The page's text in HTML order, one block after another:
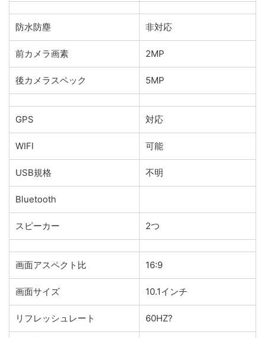
防水防塵 非対応
前カメラ画素 2MP
後カメラスペック 5MP
GPS 対応
WIFI 可能
USB規格 不明
Bluetooth
スピーカー 2つ
画面アスペクト比 16:9
画面サイズ 10.1インチ
リフレッシュレート 60HZ?